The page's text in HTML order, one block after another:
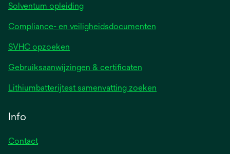
Solventum opleiding
Compliance- en veiligheidsdocumenten
SVHC opzoeken
Gebruiksaanwijzingen & certificaten
Lithiumbatterijtest samenvatting zoeken
Info
Contact